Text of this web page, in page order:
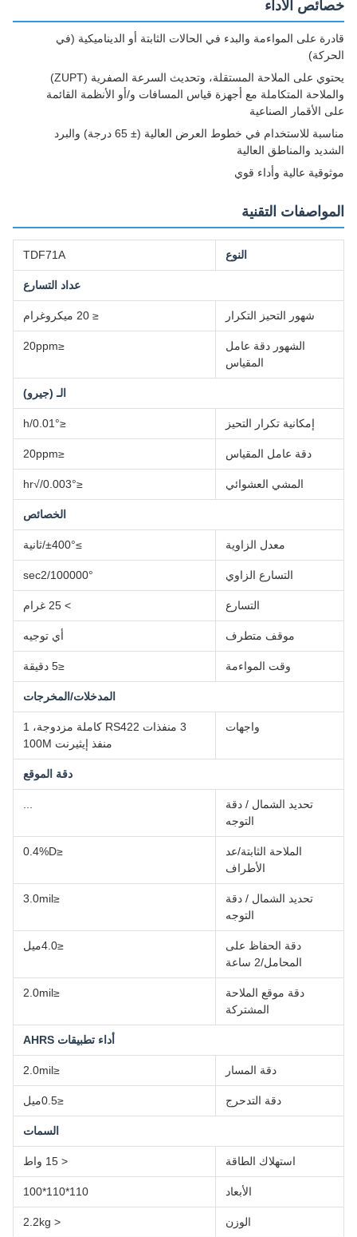
خصائص الأداء
قادرة على المواءمة والبدء في الحالات الثابتة أو الديناميكية (في
الحركة)
يحتوي على الملاحة المستقلة، وتحديث السرعة الصفرية (ZUPT)
والملاحة المتكاملة مع أجهزة قياس المسافات و/أو الأنظمة القائمة
على الأقمار الصناعية
مناسبة للاستخدام في خطوط العرض العالية (± 65 درجة) والبرد
الشديد والمناطق العالية
موثوقية عالية وأداء قوي
المواصفات التقنية
النوع TDF71A
عداد التسارع
شهور التحيز التكرار ≤ 20 ميكروغرام
الشهور دقة عامل
المقياس
≤20ppm
الـ (جيرو)
إمكانية تكرار التحيز ≤0.01°/h
دقة عامل المقياس ≤20ppm
المشي العشوائي ≤0.003°/√hr
الخصائص
معدل الزاوية ≥±400°/ثانية
التسارع الزاوي 100000°/sec2
التسارع > 25 غرام
موقف متطرف أي توجيه
وقت المواءمة ≤5 دقيقة
المدخلات/المخرجات
واجهات
3 منفذات RS422 كاملة مزدوجة، 1
منفذ إيثيرنت 100M
دقة الموقع
تحديد الشمال / دقة
التوجه
الملاحة الثابتة/عد
الأطراف
≤0.4%D
تحديد الشمال / دقة
التوجه
≤3.0mil
دقة الحفاظ على
المحامل/2 ساعة
≤4.0ميل
دقة موقع الملاحة
المشتركة
≤2.0mil
أداء تطبيقات AHRS
دقة المسار ≤2.0mil
دقة التدحرج ≤0.5ميل
السمات
استهلاك الطاقة < 15 واط
الأبعاد 110*110*100
الوزن < 2.2kg